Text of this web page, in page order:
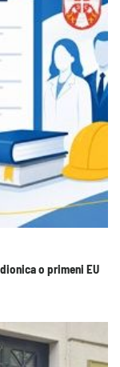
o primeni EU